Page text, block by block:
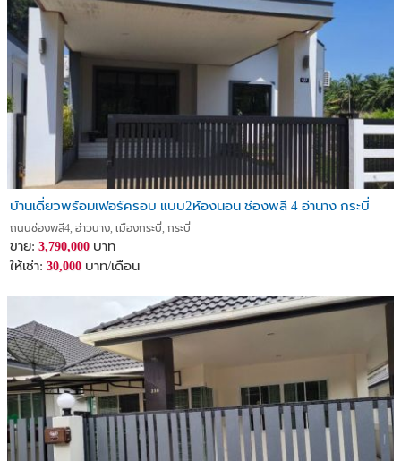
บ้านเดี่ยวพร้อมเฟอร์ครอบ แบบ2ห้องนอน ช่องพลี 4 อ่านาง กระบี่
ถนนช่องพลี4, อ่าวนาง, เมืองกระบี่, กระบี่
ขาย: 3,790,000 บาท
ให้เช่า: 30,000 บาท/เดือน